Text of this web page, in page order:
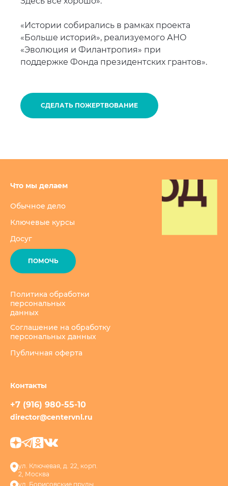
«Истории собирались в рамках проекта
«Больше историй», реализуемого АНО
«Эволюция и Филантропия» при
поддержке Фонда президентских грантов».
СДЕЛАТЬ ПОЖЕРТВОВАНИЕ
Обычное дело
Ключевые курсы
Досуг
ПОМОЧЬ
Политика обработки
персональных
данных
Соглашение на обработку
персональных данных
Публичная оферта
+7 (916) 980-55-10
director@centervnl.ru
ул. Ключевая, д. 22, корп.
2, Москва
ул. Борисовские пруды,